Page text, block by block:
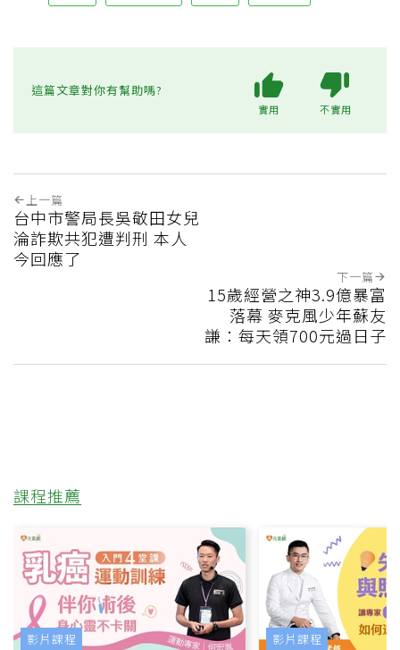
這篇文章對你有幫助嗎?
實用 不實用
上一篇
台中市警局長吳敬田女兒
淪詐欺共犯遭判刑 本人
今回應了
下一篇
15歲經營之神3.9億暴富
落幕 麥克風少年蘇友
謙：每天領700元過日子
課程推薦
影片課程 影片課程